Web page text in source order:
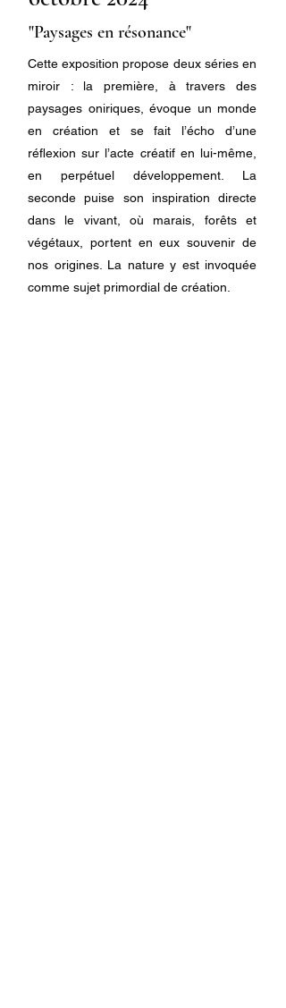
"Paysages en résonance"
Cette exposition propose deux séries en
miroir : la première, à travers des
paysages oniriques, évoque un monde
en création et se fait l’écho d’une
réflexion sur l’acte créatif en lui-même,
en perpétuel développement. La
seconde puise son inspiration directe
dans le vivant, où marais, forêts et
végétaux, portent en eux souvenir de
nos origines. La nature y est invoquée
comme sujet primordial de création.